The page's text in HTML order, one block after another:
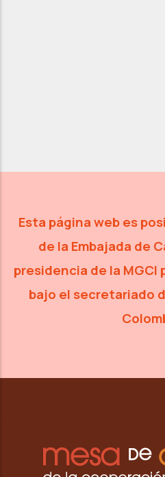
Esta página web es
de la Embajada de
presidencia de la MGCI
bajo el secretariado